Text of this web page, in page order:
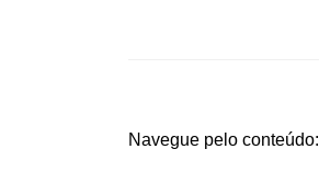
Navegue pelo conteúdo: